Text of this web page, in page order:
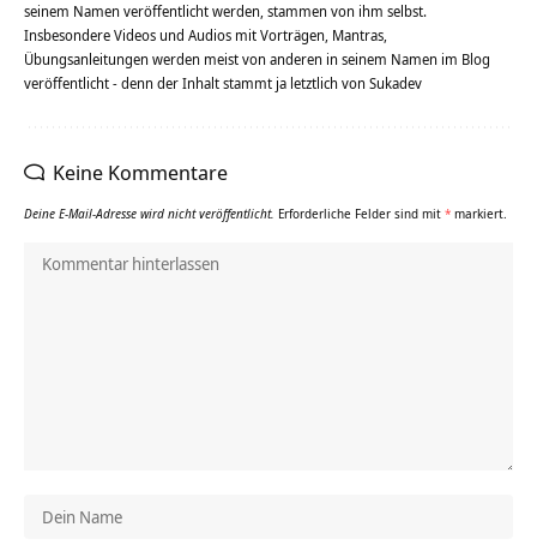
seinem Namen veröffentlicht werden, stammen von ihm selbst.
Insbesondere Videos und Audios mit Vorträgen, Mantras,
Übungsanleitungen werden meist von anderen in seinem Namen im Blog
veröffentlicht - denn der Inhalt stammt ja letztlich von Sukadev
Keine Kommentare
Deine E-Mail-Adresse wird nicht veröffentlicht. Erforderliche Felder sind mit * markiert.